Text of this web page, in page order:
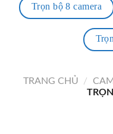
Trọn bộ 8 camera
TRANG CHỦ /